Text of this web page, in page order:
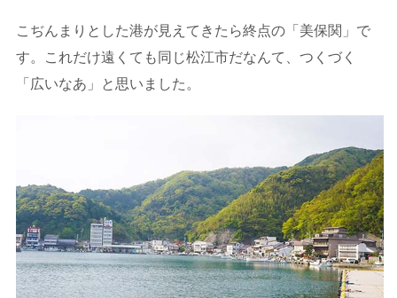
こぢんまりとした港が見えてきたら終点の「美保関」で
す。これだけ遠くても同じ松江市だなんて、つくづく
「広いなあ」と思いました。